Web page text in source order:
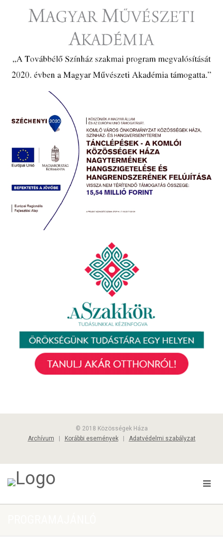
© 2018 Közösségek Háza
Archívum
Korábbi események| Adatvédelmi szabályzat